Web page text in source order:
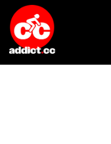
Overslaan naar inhoud